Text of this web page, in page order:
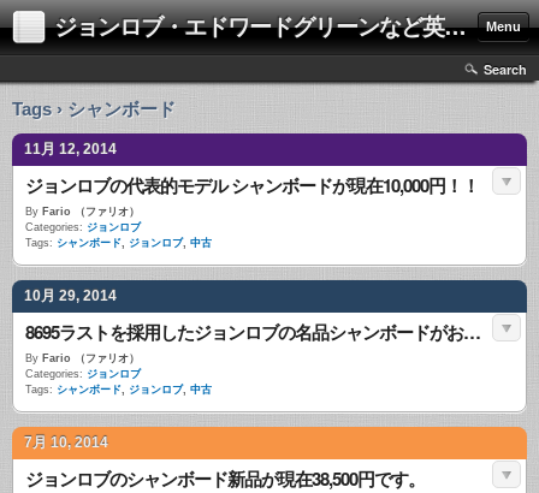
ジョンロブ・エドワードグリーンなど英国靴の激安中古通販情報ブログ Menu
Search
Tags › シャンボード
11月 12, 2014
ジョンロブの代表的モデル シャンボードが現在10,000円！！
By Fario （ファリオ）
Categories: ジョンロブ
Tags: シャンボード, ジョンロブ, 中古
10月 29, 2014
8695ラストを採用したジョンロブの名品シャンボードがお値打ち価格!!
By Fario （ファリオ）
Categories: ジョンロブ
Tags: シャンボード, ジョンロブ, 中古
7月 10, 2014
ジョンロブのシャンボード新品が現在38,500円です。